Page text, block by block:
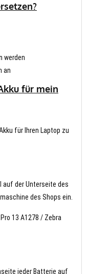
werden
an
für mein
für Ihren Laptop zu
auf der Unterseite des
des Shops ein.
13 A1278 / Zebra
jeder Batterie auf